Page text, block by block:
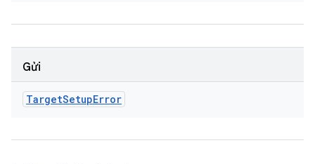
Gửi
TargetSetupError